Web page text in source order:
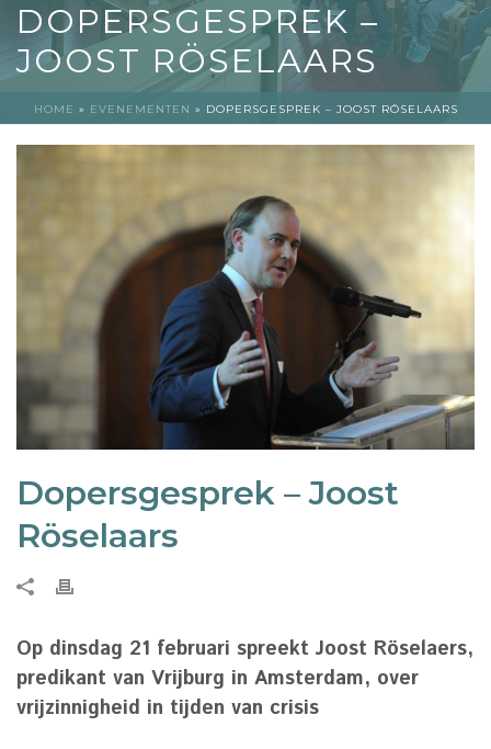
DOPERSGESPREK –
JOOST RÖSELAARS
HOME » EVENEMENTEN » DOPERSGESPREK – JOOST RÖSELAARS
Dopersgesprek – Joost
Röselaars
Op dinsdag 21 februari spreekt Joost Röselaers,
predikant van Vrijburg in Amsterdam, over
vrijzinnigheid in tijden van crisis